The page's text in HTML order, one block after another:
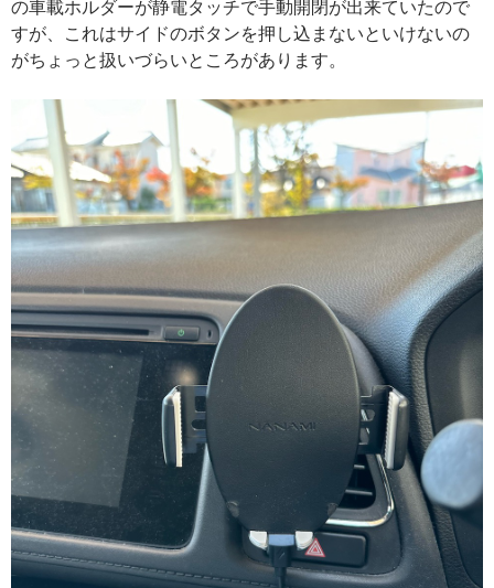
の車載ホルダーが静電タッチで手動開閉が出来ていたので
すが、これはサイドのボタンを押し込まないといけないの
がちょっと扱いづらいところがあります。